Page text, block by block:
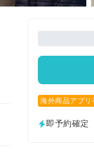
海外商品アプ
即予約確定